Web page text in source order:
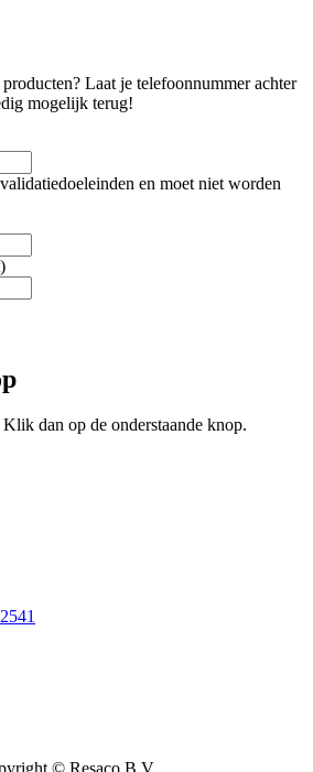
Laat je telefoonnummer achter
mogelijk terug!
en moet niet worden
dan op de onderstaande knop.